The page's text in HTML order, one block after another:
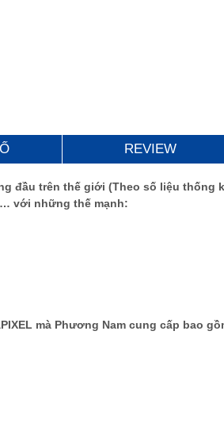
REVIEW
đầu trên thế giới (Theo số liệu thống
với những thế mạnh:
mà Phương Nam cung cấp bao